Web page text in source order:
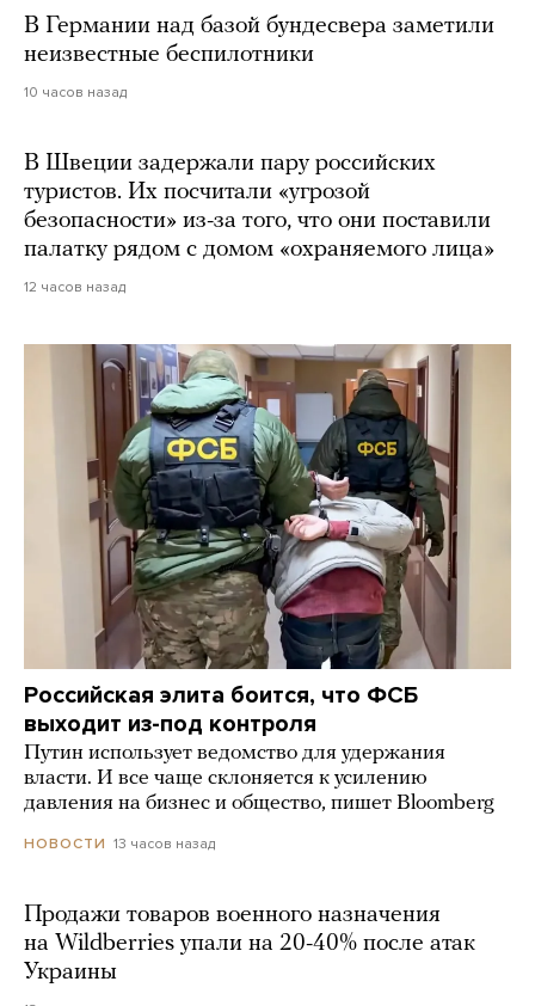
В Германии над базой бундесвера заметили
неизвестные беспилотники
10 часов назад
В Швеции задержали пару российских
туристов. Их посчитали «угрозой
безопасности» из-за того, что они поставили
палатку рядом с домом «охраняемого лица»
12 часов назад
Российская элита боится, что ФСБ
выходит из-под контроля
Путин использует ведомство для удержания
власти. И все чаще склоняется к усилению
давления на бизнес и общество, пишет Bloomberg
НОВОСТИ 13 часов назад
Продажи товаров военного назначения
на Wildberries упали на 20-40% после атак
Украины